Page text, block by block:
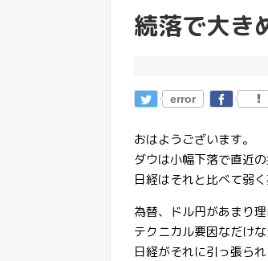
続落で大き
error
おはようございます。
ダウは小幅下落で直近の
日経はそれと比べて弱
為替、ドル円があまり
テクニカル要因なだけな
日経がそれに引っ張られ